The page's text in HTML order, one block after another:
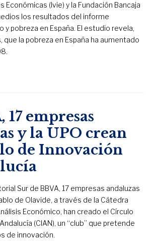
Económicas (Ivie) y la Fundación Bancaja
los resultados del informe
y pobreza en España. El estudio revela,
la pobreza en España ha aumentado
17 empresas
y la UPO crean
de Innovación
Sur de BBVA, 17 empresas andaluzas
de Olavide, a través de la Cátedra
Económico, han creado el Círculo
(CIAN), un “club” que pretende
de innovación.